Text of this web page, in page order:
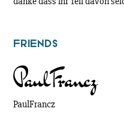
Friends
PaulFrancz
PaulFrancz